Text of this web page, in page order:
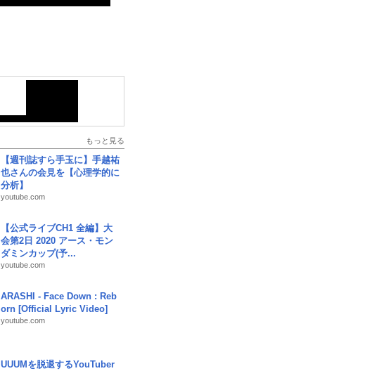
もっと見る
【週刊誌すら手玉に】手越祐
也さんの会見を【心理学的に
分析】
youtube.com
【公式ライブCH1 全編】大
会第2日 2020 アース・モン
ダミンカップ(予...
youtube.com
ARASHI - Face Down : Reb
orn [Official Lyric Video]
youtube.com
UUUMを脱退するYouTuber